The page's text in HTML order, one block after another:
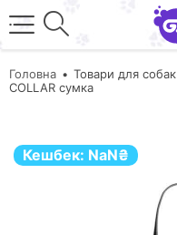
Головна Товари для собак
COLLAR cумка
Кешбек: NaN₴